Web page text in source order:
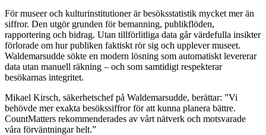
För museer och kulturinstitutioner är besöksstatistik mycket mer än
siffror. Den utgör grunden för bemanning, publikflöden,
rapportering och bidrag. Utan tillförlitliga data går värdefulla insikter
förlorade om hur publiken faktiskt rör sig och upplever museet.
Waldemarsudde sökte en modern lösning som automatiskt levererar
data utan manuell räkning – och som samtidigt respekterar
besökarnas integritet.
Mikael Kirsch, säkerhetschef på Waldemarsudde, berättar:
Vi
behövde mer exakta besökssiffror för att kunna planera bättre.
CountMatters rekommenderades av vårt nätverk och motsvarade
våra förväntningar helt.